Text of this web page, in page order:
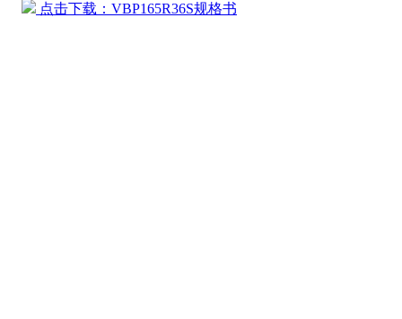
点击下载：VBP165R36S规格书